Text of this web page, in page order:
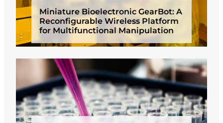
Miniature Bioelectronic GearBot: A
Reconfigurable Wireless Platform
for Multifunctional Manipulation